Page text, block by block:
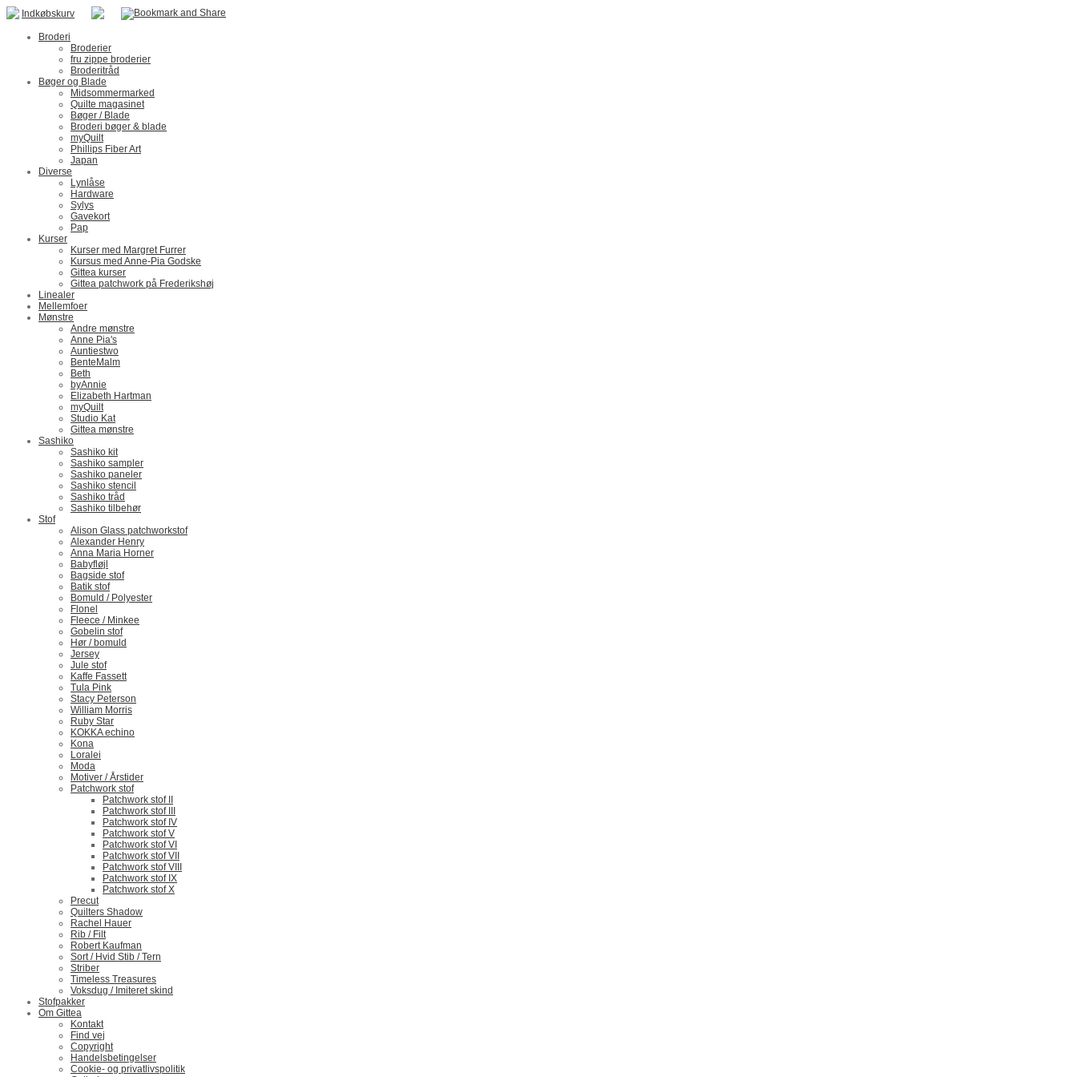
Indkøbskurv
Broderi
Broderier
fru zippe broderier
Broderitråd
Bøger og Blade
Midsommermarked
Quilte magasinet
Bøger / Blade
Broderi bøger & blade
myQuilt
Phillips Fiber Art
Japan
Diverse
Lynlåse
Hardware
Sylys
Gavekort
Pap
Kurser
Kurser med Margret Furrer
Kursus med Anne-Pia Godske
Gittea kurser
Gittea patchwork på Frederikshøj
Linealer
Mellemfoer
Mønstre
Andre mønstre
Anne Pia's
Auntiestwo
BenteMalm
Beth
byAnnie
Elizabeth Hartman
myQuilt
Studio Kat
Gittea mønstre
Sashiko
Sashiko kit
Sashiko sampler
Sashiko paneler
Sashiko stencil
Sashiko tråd
Sashiko tilbehør
Stof
Alison Glass patchworkstof
Alexander Henry
Anna Maria Horner
Babyfløjl
Bagside stof
Batik stof
Bomuld / Polyester
Flonel
Fleece / Minkee
Gobelin stof
Hør / bomuld
Jersey
Jule stof
Kaffe Fassett
Tula Pink
Stacy Peterson
William Morris
Ruby Star
KOKKA echino
Kona
Loralei
Moda
Motiver / Årstider
Patchwork stof
Patchwork stof II
Patchwork stof III
Patchwork stof IV
Patchwork stof V
Patchwork stof VI
Patchwork stof VII
Patchwork stof VIII
Patchwork stof IX
Patchwork stof X
Precut
Quilters Shadow
Rachel Hauer
Rib / Filt
Robert Kaufman
Sort / Hvid Stib / Tern
Striber
Timeless Treasures
Voksdug / Imiteret skind
Stofpakker
Om Gittea
Kontakt
Find vej
Copyright
Handelsbetingelser
Cookie- og privatlivspolitik